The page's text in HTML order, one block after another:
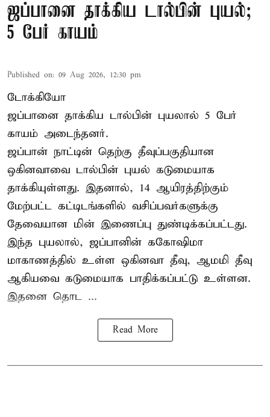
ஜப்பானை தாக்கிய டால்பின் புயல்;
5 பேர் காயம்
Published on: 09 Aug 2026, 12:30 pm
டோக்கியோ
ஜப்பானை தாக்கிய டால்பின் புயலால் 5 பேர்
காயம் அடைந்தனர்.
ஜப்பான் நாட்டின் தெற்கு தீவுப்பகுதியான
ஒகினவாவை டால்பின் புயல் கடுமையாக
தாக்கியுள்ளது. இதனால், 14 ஆயிரத்திற்கும்
மேற்பட்ட கட்டிடங்களில் வசிப்பவர்களுக்கு
தேவையான மின் இணைப்பு துண்டிக்கப்பட்டது.
இந்த புயலால், ஜப்பானின் ககோஷிமா
மாகாணத்தில் உள்ள ஒகினவா தீவு, ஆமமி தீவு
ஆகியவை கடுமையாக பாதிக்கப்பட்டு உள்ளன.
இதனை தொட ...
Read More